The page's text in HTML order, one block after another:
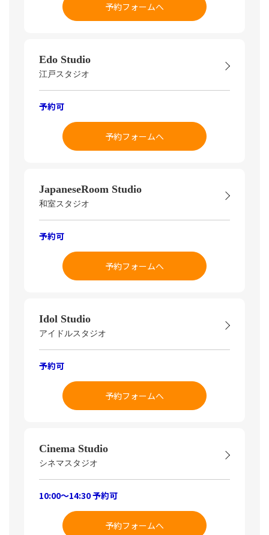
予約フォームへ
Edo Studio
江戸スタジオ
予約可
予約フォームへ
JapaneseRoom Studio
和室スタジオ
予約可
予約フォームへ
Idol Studio
アイドルスタジオ
予約可
予約フォームへ
Cinema Studio
シネマスタジオ
10:00～14:30 予約可
予約フォームへ